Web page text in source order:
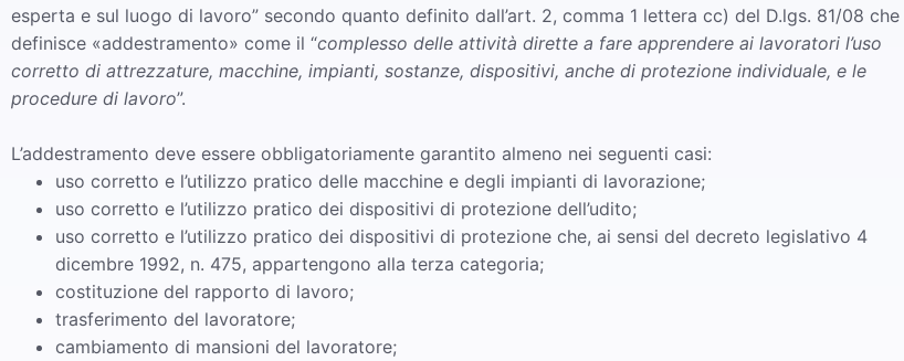
esperta e sul luogo di lavoro” secondo quanto definito dall’art. 2, comma 1 lettera cc) del D.lgs. 81/08 che
definisce «addestramento» come il “complesso delle attività dirette a fare apprendere ai lavoratori l’uso
corretto di attrezzature, macchine, impianti, sostanze, dispositivi, anche di protezione individuale, e le
procedure di lavoro”.
L’addestramento deve essere obbligatoriamente garantito almeno nei seguenti casi:
uso corretto e l’utilizzo pratico delle macchine e degli impianti di lavorazione;
uso corretto e l’utilizzo pratico dei dispositivi di protezione dell’udito;
uso corretto e l’utilizzo pratico dei dispositivi di protezione che, ai sensi del decreto legislativo 4
dicembre 1992, n. 475, appartengono alla terza categoria;
costituzione del rapporto di lavoro;
trasferimento del lavoratore;
cambiamento di mansioni del lavoratore;